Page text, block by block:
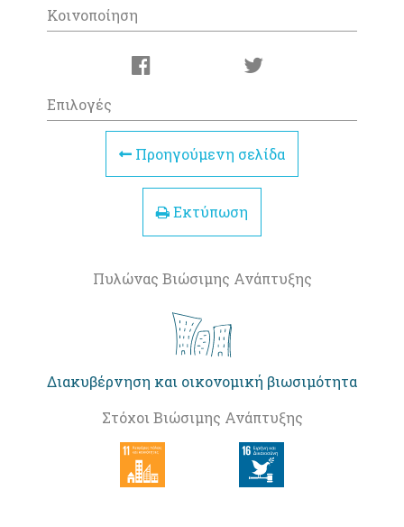
Κοινοποίηση
Επιλογές
Προηγούμενη σελίδα
Εκτύπωση
Πυλώνας Βιώσιμης Ανάπτυξης
Διακυβέρνηση και οικονομική βιωσιμότητα
Στόχοι Βιώσιμης Ανάπτυξης